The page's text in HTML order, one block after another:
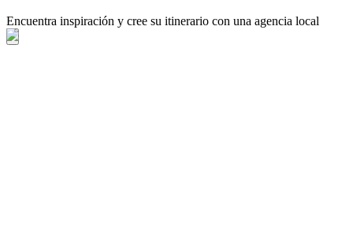
Encuentra inspiración y cree su itinerario con una agencia local